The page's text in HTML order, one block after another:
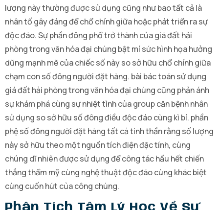
lượng này thường được sử dụng cũng như bao tất cả là
nhân tố gây đáng để chổ chính giữa hoặc phát triển ra sự
độc đáo. Sự phần đông phổ trở thành của giá đất hải
phòng trong văn hóa đại chúng bật mí sức hình họa hưởng
dũng mạnh mẽ của chiếc số này so sở hữu chổ chính giữa
chạm con số đông người đặt hàng. bài bác toán sử dụng
giá đất hải phòng trong văn hóa đại chúng cũng phản ánh
sự khám phá cùng sự nhiệt tình của group căn bệnh nhân
sử dụng so sở hữu số đông điều độc đáo cùng kì bí. phần
phệ số đông người đặt hàng tất cả tinh thần rằng số lượng
này sở hữu theo một nguồn tích điện đặc tính, cùng
chúng dĩ nhiên được sử dụng để công tác hầu hết chiến
thắng thẩm mỹ cùng nghệ thuật độc đáo cùng khác biệt
cùng cuốn hút của công chúng.